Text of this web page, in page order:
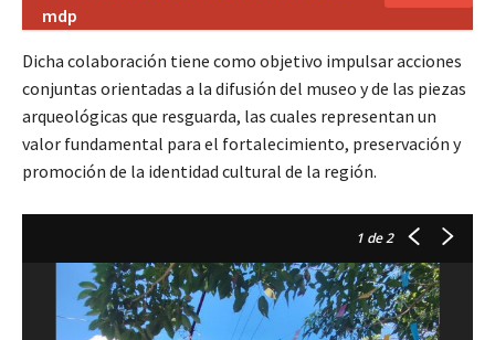
mdp
Dicha colaboración tiene como objetivo impulsar acciones
conjuntas orientadas a la difusión del museo y de las piezas
arqueológicas que resguarda, las cuales representan un
valor fundamental para el fortalecimiento, preservación y
promoción de la identidad cultural de la región.
1 de 2